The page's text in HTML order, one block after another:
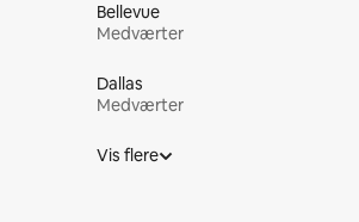
Bellevue
Medværter
Dallas
Medværter
Vis flere